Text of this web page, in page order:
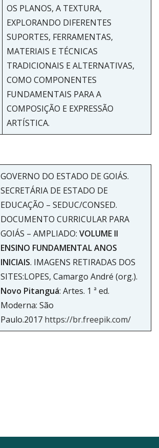
OS PLANOS, A TEXTURA,
EXPLORANDO DIFERENTES
SUPORTES, FERRAMENTAS,
MATERIAIS E TÉCNICAS
TRADICIONAIS E ALTERNATIVAS,
COMO COMPONENTES
FUNDAMENTAIS PARA A
COMPOSIÇÃO E EXPRESSÃO
ARTÍSTICA.
GOVERNO DO ESTADO DE GOIÁS.
SECRETÁRIA DE ESTADO DE
EDUCAÇÃO – SEDUC/CONSED.
DOCUMENTO CURRICULAR PARA
GOIÁS – AMPLIADO: VOLUME II
ENSINO FUNDAMENTAL ANOS
INICIAIS. IMAGENS RETIRADAS DOS
SITES:LOPES, Camargo André (org.).
Novo Pitanguá: Artes. 1 ª ed.
Moderna: São
Paulo.2017 https://br.freepik.com/